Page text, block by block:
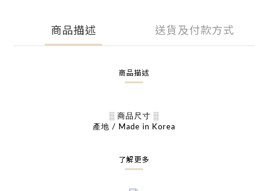
商品描述 送貨及付款方式
商品描述
░ 商品尺寸 ░
產地 / Made in Korea
了解更多